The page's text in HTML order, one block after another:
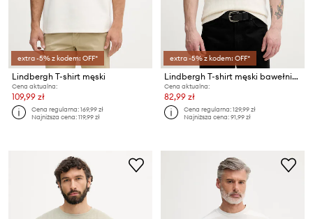
extra -5% z kodem: OFF*
Lindbergh T-shirt męski
Cena aktualna:
109,99 zł
Cena regularna:169,99 zł
Najniższa cena:119,99 zł
extra -5% z kodem: OFF*
Lindbergh T-shirt męski bawełniany
Cena aktualna:
82,99 zł
Cena regularna:129,99 zł
Najniższa cena:91,99 zł